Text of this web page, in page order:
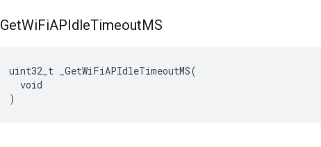
GetWiFiAPIdleTimeoutMS
uint32_t _GetWiFiAPIdleTimeoutMS(
  void
)